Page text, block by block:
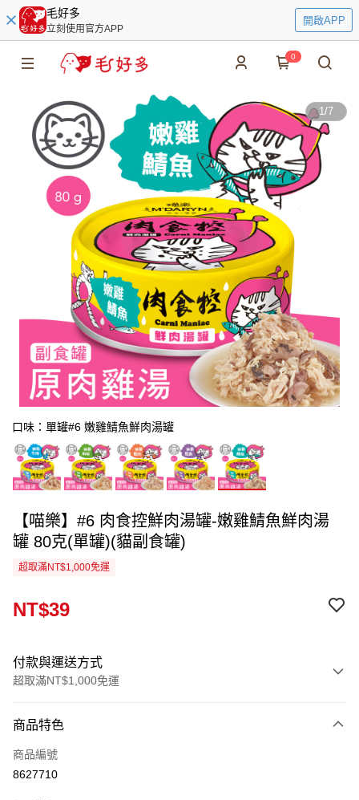
毛好多
立刻使用官方APP
開啟APP
0
1/7
口味：單罐#6 嫩雞鯖魚鮮肉湯罐
【喵樂】#6 肉食控鮮肉湯罐-嫩雞鯖魚鮮肉湯
罐 80克(單罐)(貓副食罐)
超取滿NT$1,000免運
NT$39
付款與運送方式
超取滿NT$1,000免運
信用卡一次付款
信用卡分期付款
商品特色
商品編號
8627710